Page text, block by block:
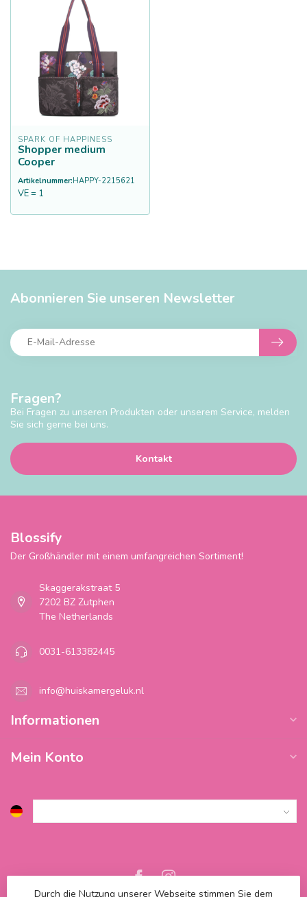
SPARK OF HAPPINESS
Shopper medium
Cooper
Artikelnummer:HAPPY-2215621
VE = 1
Fragen?
Bei Fragen zu unseren Produkten oder unserem Service, melden
Sie sich gerne bei uns.
Kontakt
Abonnieren Sie unseren Newsletter
Blossify
Der Großhändler mit einem umfangreichen Sortiment!
Skaggerakstraat 5
7202 BZ Zutphen
The Netherlands
0031-613382445
info@huiskamergeluk.nl
Informationen
Mein Konto
Durch die Nutzung unserer Webseite stimmen Sie dem